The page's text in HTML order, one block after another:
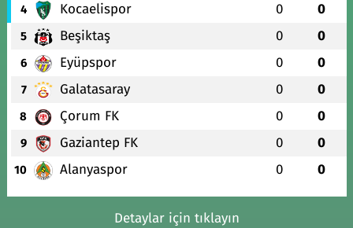
4 Kocaelispor 0 0
5 Beşiktaş 0 0
6 Eyüpspor 0 0
7 Galatasaray 0 0
8 Çorum FK 0 0
9 Gaziantep FK 0 0
10 Alanyaspor 0 0
Detaylar için tıklayın